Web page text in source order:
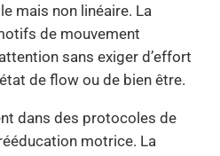
mais non linéaire. La
de mouvement
sans exiger d’effort
de flow ou de bien être.
dans des protocoles de
motrice. La